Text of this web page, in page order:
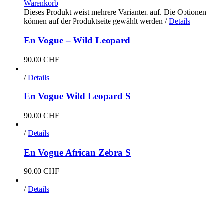
Warenkorb
Dieses Produkt weist mehrere Varianten auf. Die Optionen
können auf der Produktseite gewählt werden / Details
En Vogue – Wild Leopard
90.00 CHF
/ Details
En Vogue Wild Leopard S
90.00 CHF
/ Details
En Vogue African Zebra S
90.00 CHF
/ Details